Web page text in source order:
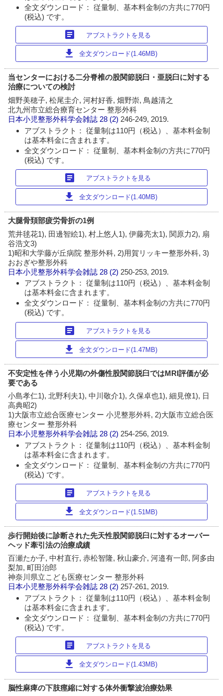
全文ダウンロード： 従量制、基本料金制の方共に770円
(税込) です。
article アブストラクトを見る
download 全文ダウンロード(1.46MB)
当センターにおける二分脊椎の股関節脱臼・亜脱臼に対する
治療についての検討
畑野美穂子, 松尾圭介, 河村好香, 畑野崇, 鳥越清之
北九州市立総合療育センター 整形外科
日本小児整形外科学会雑誌 28 (2) 246-249, 2019.
アブストラクト： 従量制は110円（税込）、基本料金制
は基本料金に含まれます。
全文ダウンロード： 従量制、基本料金制の方共に770円
(税込) です。
article アブストラクトを見る
download 全文ダウンロード(1.40MB)
大腿骨頚部疲労骨折の1例
荒井毬花1), 田邊智絵1), 村上悠人1), 伊藤亮太1), 関原力2), 扇
谷浩文3)
1)昭和大学藤が丘病院 整形外科, 2)用賀リッキー整形外科, 3)
おおぎや整形外科
日本小児整形外科学会雑誌 28 (2) 250-253, 2019.
アブストラクト： 従量制は110円（税込）、基本料金制
は基本料金に含まれます。
全文ダウンロード： 従量制、基本料金制の方共に770円
(税込) です。
article アブストラクトを見る
download 全文ダウンロード(1.47MB)
不安定性を伴う小児期の外傷性股関節脱臼ではMRI評価が必
要である
小島孝仁1), 北野利夫1), 中川敬介1), 久保卓也1), 細見僚1), 日
高典昭2)
1)大阪市立総合医療センター 小児整形外科, 2)大阪市立総合医
療センター 整形外科
日本小児整形外科学会雑誌 28 (2)254-256, 2019.
アブストラクト： 従量制は110円（税込）、基本料金制
は基本料金に含まれます。
全文ダウンロード： 従量制、基本料金制の方共に770円
(税込) です。
article アブストラクトを見る
download 全文ダウンロード(1.51MB)
歩行開始後に診断された先天性股関節脱臼に対するオーバー
ヘッド牽引法の治療成績
百瀬たか子, 中村直行, 赤松智隆, 秋山豪介, 河邉有一郎, 阿多由
梨加, 町田治郎
神奈川県立こども医療センター 整形外科
日本小児整形外科学会雑誌 28 (2) 257-261, 2019.
アブストラクト： 従量制は110円（税込）、基本料金制
は基本料金に含まれます。
全文ダウンロード： 従量制、基本料金制の方共に770円
(税込) です。
article アブストラクトを見る
download 全文ダウンロード(1.43MB)
脳性麻痺の下肢痙縮に対する体外衝撃波治療効果